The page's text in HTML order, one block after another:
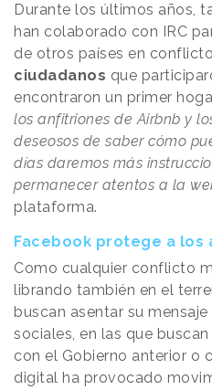
Durante los últimos años,
han colaborado con IRC
de otros países en
ciudadanos que
encontraron un primer
los anfitriones de Airbnb y
deseosos de saber cómo
días daremos más
permanecer atentos a la
plataforma.
Facebook protege a
Como cualquier conflicto
librando también en el
buscan asentar su
sociales, en las que
con el Gobierno anterior o
digital ha provocado